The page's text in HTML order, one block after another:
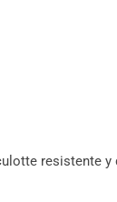
resistente y